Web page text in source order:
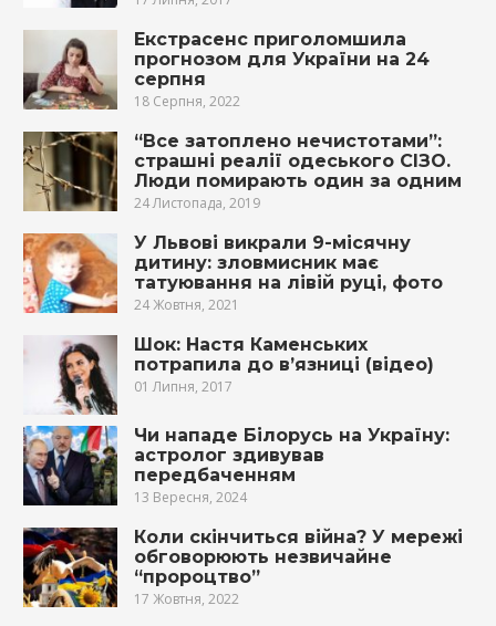
Екстрасенс приголомшила
прогнозом для України на 24
серпня
18 Серпня, 2022
“Все затоплено нечистотами”:
страшні реалії одеського СІЗО.
Люди помирають один за одним
24 Листопада, 2019
У Львові викрали 9-місячну
дитину: зловмисник має
татуювання на лівій руці, фото
24 Жовтня, 2021
Шок: Настя Каменських
потрапила до в’язниці (відео)
01 Липня, 2017
Чи нападе Білорусь на Україну:
астролог здивував
передбаченням
13 Вересня, 2024
Коли скінчиться війна? У мережі
обговорюють незвичайне
“пророцтво”
17 Жовтня, 2022